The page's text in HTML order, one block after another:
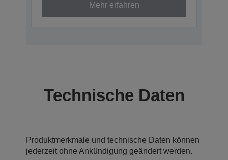
Mehr erfahren
Technische Daten
Produktmerkmale und technische Daten können
jederzeit ohne Ankündigung geändert werden.